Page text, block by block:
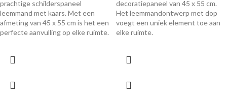
prachtige schilderspaneel
leemmand met kaars. Met een
afmeting van 45 x 55 cm is het een
perfecte aanvulling op elke ruimte.
decoratiepaneel van 45 x 55 cm.
Het leemmandontwerp met dop
voegt een uniek element toe aan
elke ruimte.